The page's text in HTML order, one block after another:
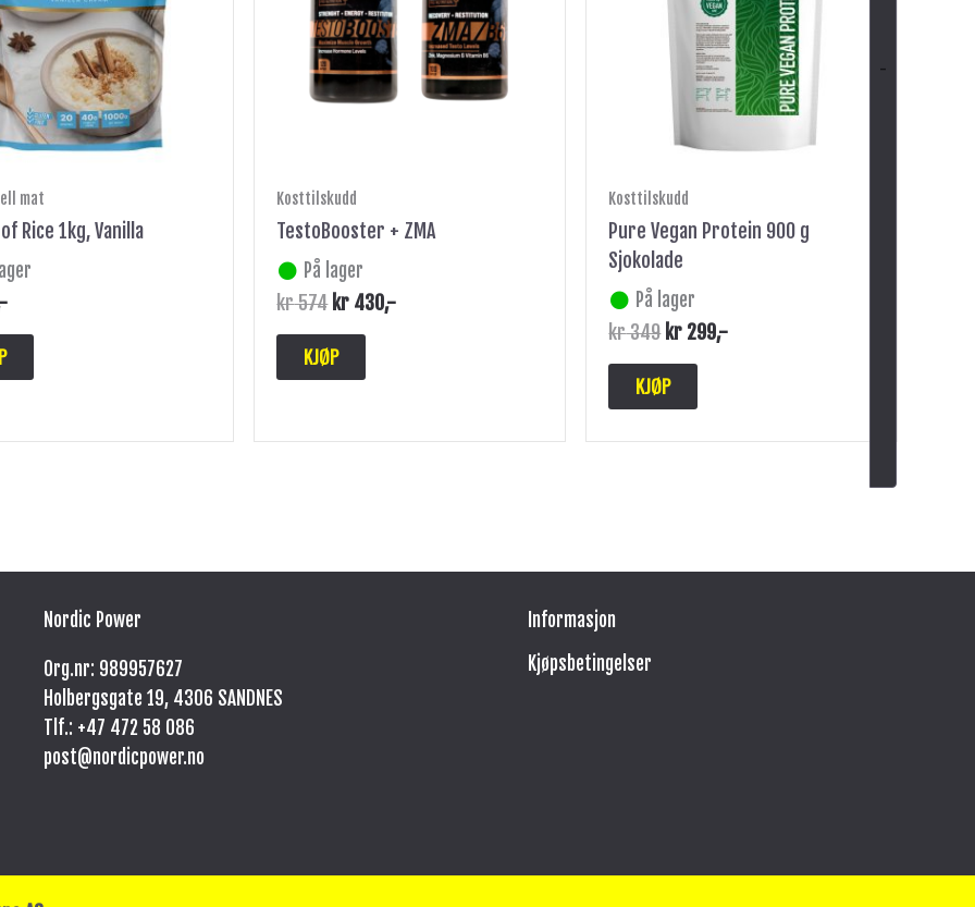
-
mat
Rice 1kg, Vanilla
Kosttilskudd
TestoBooster + ZMA
På lager
kr574 kr 430,-
KJØP
Kosttilskudd
Pure Vegan Protein 900 g
Sjokolade
På lager
kr349 kr 299,-
KJØP
Nordic Power
Org.nr: 989957627
Holbergsgate 19, 4306 SANDNES
Tlf.: +47 472 58 086
post@nordicpower.no
Informasjon
Kjøpsbetingelser